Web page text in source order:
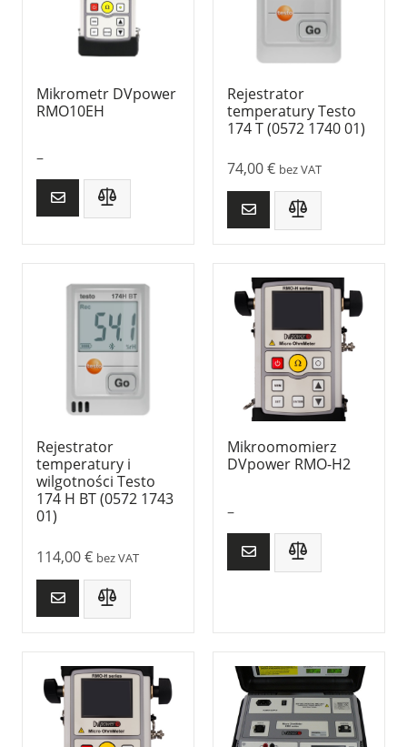
Mikrometr DVpower
RMO10EH
–
Rejestrator
temperatury Testo
174 T (0572 1740 01)
74,00€ bez VAT
Rejestrator
temperatury i
wilgotności Testo
174 H BT (0572 1743
01)
114,00€ bez VAT
Mikroomomierz
DVpower RMO-H2
–